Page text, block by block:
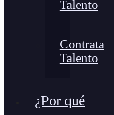
Talento
Contrata
Talento
¿Por qué